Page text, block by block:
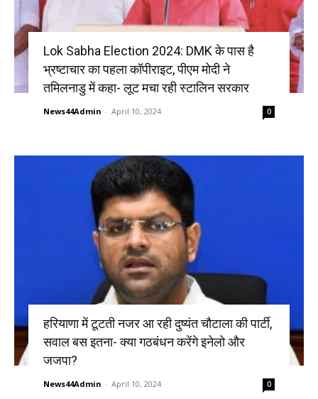
Lok Sabha Election 2024: DMK के पास है
भ्रष्टाचार का पहला कॉपीराइट, पीएम मोदी ने
तमिलनाडु में कहा- लूट मचा रही स्टालिन सरकार
News44Admin - April 10, 2024 0
हरियाणा में टूटती नजर आ रही दुष्यंत चौटाला की पार्टी,
सवाल बस इतना- क्या गठबंधन करेंगे इनेलो और
जजपा?
News44Admin - April 10, 2024 0